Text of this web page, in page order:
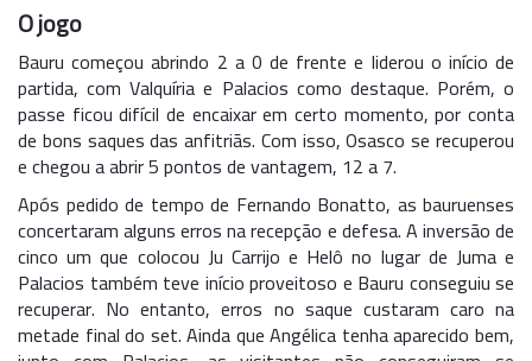
O jogo
Bauru começou abrindo 2 a 0 de frente e liderou o início de
partida, com Valquíria e Palacios como destaque. Porém, o
passe ficou difícil de encaixar em certo momento, por conta
de bons saques das anfitriãs. Com isso, Osasco se recuperou
e chegou a abrir 5 pontos de vantagem, 12 a 7.
Após pedido de tempo de Fernando Bonatto, as bauruenses
concertaram alguns erros na recepção e defesa. A inversão de
cinco um que colocou Ju Carrijo e Helô no lugar de Juma e
Palacios também teve início proveitoso e Bauru conseguiu se
recuperar. No entanto, erros no saque custaram caro na
metade final do set. Ainda que Angélica tenha aparecido bem,